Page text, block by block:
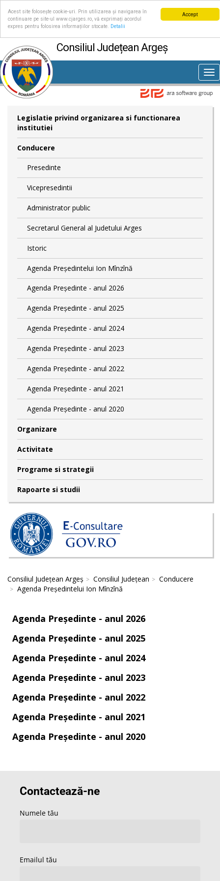
Accept
Acest site folosește cookie-uri. Prin utilizarea și navigarea în
continuare pe site-ul www.cjarges.ro, vă exprimați acordul
expres pentru folosirea informațiilor stocate.
Detalii
Consiliul Județean Argeș
Legislatie privind organizarea si functionarea
institutiei
Conducere
Presedinte
Vicepresedintii
Administrator public
Secretarul General al Judetului Arges
Istoric
Agenda Președintelui Ion Mînzînă
Agenda Președinte - anul 2026
Agenda Președinte - anul 2025
Agenda Președinte - anul 2024
Agenda Președinte - anul 2023
Agenda Președinte - anul 2022
Agenda Președinte - anul 2021
Agenda Președinte - anul 2020
Organizare
Activitate
Programe si strategii
Rapoarte si studii
Consiliul Județean Argeș Consiliul Județean
Conducere
Agenda Președintelui Ion Mînzînă
Agenda Președinte - anul 2026
Agenda Președinte - anul 2025
Agenda Președinte - anul 2024
Agenda Președinte - anul 2023
Agenda Președinte - anul 2022
Agenda Președinte - anul 2021
Agenda Președinte - anul 2020